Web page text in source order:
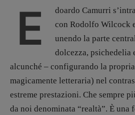
Zong!
DIRETTRICE RESPONSABILE
Antonella Marrone
R EDAZIONE
Giuseppe
Anna da Re,Roberto Derobertis,
Grasso,Fabio Malagnini,Valentina
E
doardo Camurri
con Rodolfo Wilcock
unendo la parte
dolcezza, psichedelia
alcunché – configurando la
magicamente letteraria) nel
estreme prestazioni. Che sempre
da noi denominata “realtà”. È una